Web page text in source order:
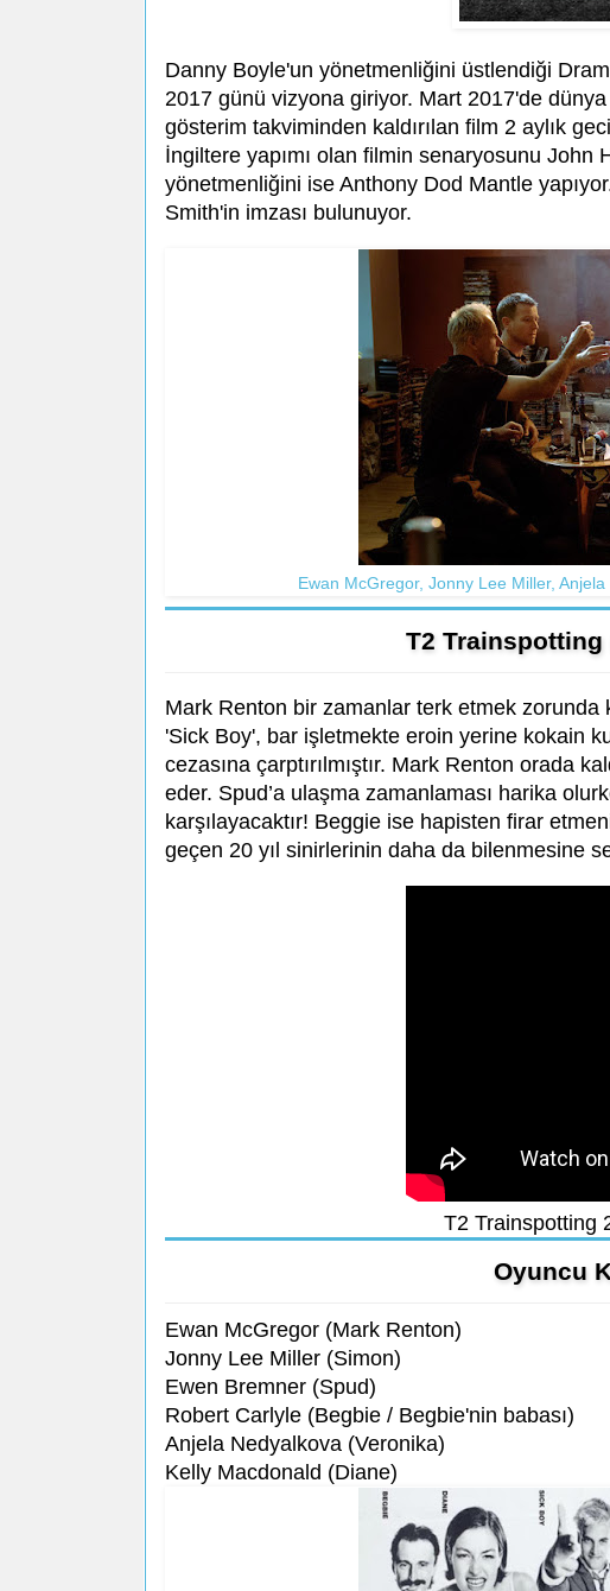
Danny Boyle'un yönetmenliğini üstlendiği
2017 günü vizyona giriyor. Mart 2017'de
gösterim takviminden kaldırılan film 2 aylık
İngiltere yapımı olan filmin senaryosunu John
yönetmenliğini ise Anthony Dod Mantle
Smith'in imzası bulunuyor.
Ewan McGregor, Jonny Lee Miller,
T2 Trainspotting
Mark Renton bir zamanlar terk etmek zorunda
'Sick Boy', bar işletmekte eroin yerine kokain
cezasına çarptırılmıştır. Mark Renton orada
eder. Spud’a ulaşma zamanlaması harika
karşılayacaktır! Beggie ise hapisten firar
geçen 20 yıl sinirlerinin daha da bilenmesine
T2 Trainspotting
Oyuncu
Ewan McGregor (Mark Renton)
Jonny Lee Miller (Simon)
Ewen Bremner (Spud)
Robert Carlyle (Begbie / Begbie'nin babası)
Anjela Nedyalkova (Veronika)
Kelly Macdonald (Diane)